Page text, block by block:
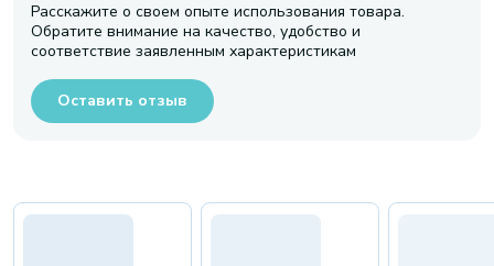
Расскажите о своем опыте использования товара.
Обратите внимание на качество, удобство и
соответствие заявленным характеристикам
Оставить отзыв